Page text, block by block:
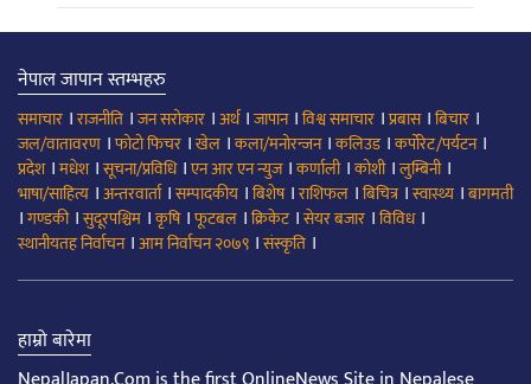
नेपाल जापान स्तम्भहरु
समाचार ।राजनीति ।जन सरोकार ।अर्थ।जापान।विश्व समाचार ।प्रबास।बिचार ।
जल/वातावरण ।फोटो फिचर ।खेल ।कला/मनोरन्जन।कलिउड।कर्पोरेट/पर्यटन।
प्रदेश।मधेश।सूचना/प्रविधि।एन आर एन न्युज।कर्णाली।कोशी।लुम्बिनी।
भाषा/साहित्य ।अन्तरवार्ता।सम्पादकीय ।बिशेष।राशिफल ।बिचित्र।स्वास्थ्य ।बागमती
।गण्डकी।सुदूरपश्चिम ।कृषि।फूटबल ।क्रिकेट।सेयर बजार ।विविध।
स्थानीयतह निर्वाचन।आम निर्वाचन २०७९ ।संस्कृति ।
हाम्रो बारेमा